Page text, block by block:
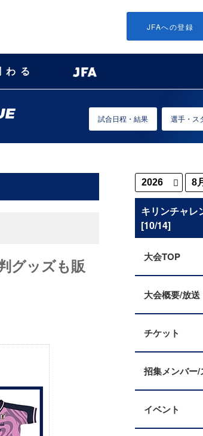
JFAへの登録
わる
試合日程・結果 選手・ス
グッズも販
キリンチャレ
[10/14]
大会TOP
大会概要/放送
チケット
招集メンバー/
イベント